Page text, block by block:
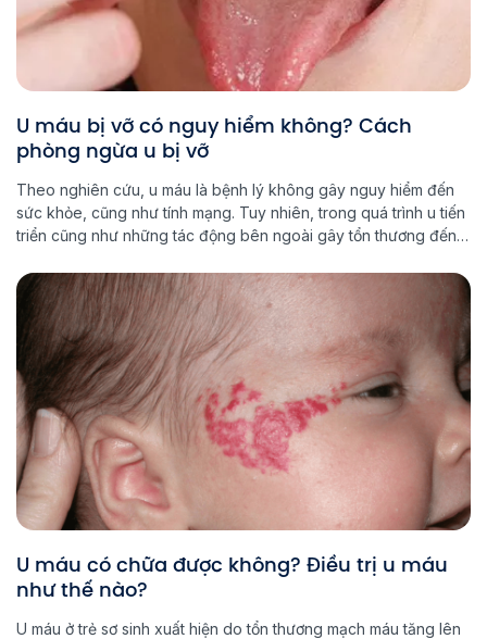
U máu bị vỡ có nguy hiểm không? Cách
phòng ngừa u bị vỡ
Theo nghiên cứu, u máu là bệnh lý không gây nguy hiểm đến
sức khỏe, cũng như tính mạng. Tuy nhiên, trong quá trình u tiến
triển cũng như những tác động bên ngoài gây tổn thương đến
bị vỡ có […]
U máu có chữa được không? Điều trị u máu
như thế nào?
U máu ở trẻ sơ sinh xuất hiện do tổn thương mạch máu tăng lên